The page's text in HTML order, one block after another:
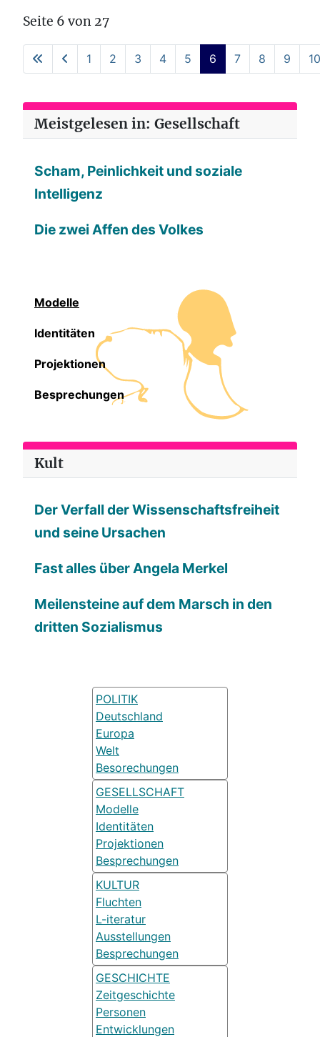
Seite 6 von 27
1 2 3 4 5 6 7 8 9 10
Meistgelesen in: Gesellschaft
Scham, Peinlichkeit und soziale
Intelligenz
Die zwei Affen des Volkes
Modelle
Identitäten
Projektionen
Besprechungen
Kult
Der Verfall der Wissenschaftsfreiheit
und seine Ursachen
Fast alles über Angela Merkel
Meilensteine auf dem Marsch in den
dritten Sozialismus
POLITIK
Deutschland
Europa
Welt
Besorechungen
GESELLSCHAFT
Modelle
Identitäten
Projektionen
Besprechungen
KULTUR
Fluchten
L-iteratur
Ausstellungen
Besprechungen
GESCHICHTE
Zeitgeschichte
Personen
Entwicklungen